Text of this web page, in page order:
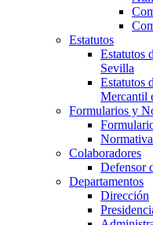
Estatutos
Estatutos
Sevilla
Estatutos
Mercantil
Formularios y
Colaboradores
Defensor
Departamentos
Dirección